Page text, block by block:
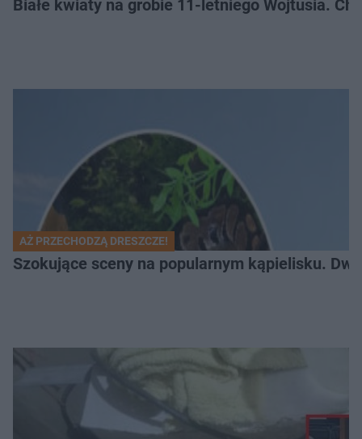
Białe kwiaty na grobie 11-letniego Wojtusia.
AŻ PRZECHODZĄ DRESZCZE!
Szokujące sceny na popularnym kąpielisku.